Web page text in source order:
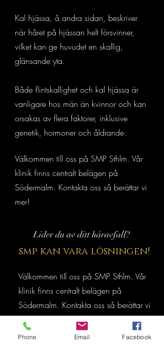
Kal hjässa, å andra sidan, beskriver
när håret på hjässan helt försvinner,
vilket kan ge huvudet en skallig,
glänsande yta.
Både flintskallighet och kal hjässa är
vanligare hos män än kvinnor och kan
orsakas av flera faktorer, inklusive
genetik, hormoner och åldrande.
Välkommen till oss på SMP Sthlm. Vår
klinik finns centralt belägen på
Södermalm. Kontakta oss så berättar vi
mer!
Lider du av ditt håravfall?
smp kan vara lösningen!
Välkommen till oss på SMP Sthlm. Vår
klinik finns centralt belägen på
Södermalm. Kontakta oss så berättar vi
mer!
Phone Email Facebook